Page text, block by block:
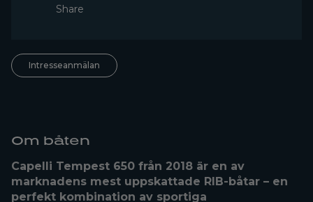
Share
Intresseanmälan
Om båten
Capelli Tempest 650 från 2018 är en av
marknadens mest uppskattade RIB-båtar – en
perfekt kombination av sportiga